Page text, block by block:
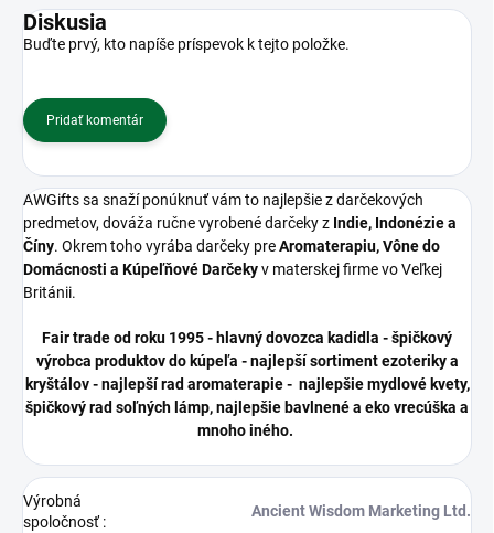
Diskusia
Buďte prvý, kto napíše príspevok k tejto položke.
Pridať komentár
AWGifts sa snaží ponúknuť vám to najlepšie z darčekových
predmetov, dováža ručne vyrobené darčeky z Indie, Indonézie a
Číny. Okrem toho vyrába darčeky preAromaterapiu, Vône do
Domácnosti a Kúpeľňové Darčekyv materskej firme vo Veľkej
Británii.
Fair trade od roku 1995 - hlavný dovozca kadidla - špičkový
výrobca produktov do kúpeľa - najlepší sortiment ezoteriky a
kryštálov - najlepší rad aromaterapie - najlepšie mydlové kvety,
špičkový rad soľných lámp, najlepšie bavlnené a eko vrecúška a
mnoho iného.
Výrobná
spoločnosť:
Ancient Wisdom Marketing Ltd.